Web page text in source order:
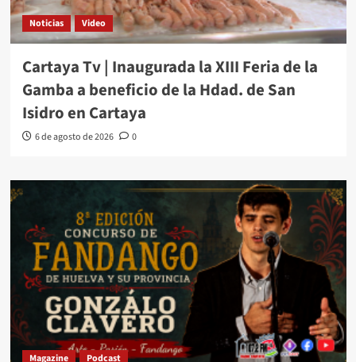
Noticias Video
Cartaya Tv | Inaugurada la XIII Feria de la
Gamba a beneficio de la Hdad. de San
Isidro en Cartaya
6 de agosto de 2026 0
Magazine Podcast